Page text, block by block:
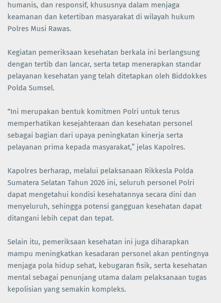
humanis, dan responsif, khususnya dalam menjaga
keamanan dan ketertiban masyarakat di wilayah hukum
Polres Musi Rawas.
Kegiatan pemeriksaan kesehatan berkala ini berlangsung
dengan tertib dan lancar, serta tetap menerapkan standar
pelayanan kesehatan yang telah ditetapkan oleh Biddokkes
Polda Sumsel.
“Ini merupakan bentuk komitmen Polri untuk terus
memperhatikan kesejahteraan dan kesehatan personel
sebagai bagian dari upaya peningkatan kinerja serta
pelayanan prima kepada masyarakat,” jelas Kapolres.
Kapolres berharap, melalui pelaksanaan Rikkesla Polda
Sumatera Selatan Tahun 2026 ini, seluruh personel Polri
dapat mengetahui kondisi kesehatannya secara dini dan
menyeluruh, sehingga potensi gangguan kesehatan dapat
ditangani lebih cepat dan tepat.
Selain itu, pemeriksaan kesehatan ini juga diharapkan
mampu meningkatkan kesadaran personel akan pentingnya
menjaga pola hidup sehat, kebugaran fisik, serta kesehatan
mental sebagai penunjang utama dalam pelaksanaan tugas
kepolisian yang semakin kompleks.